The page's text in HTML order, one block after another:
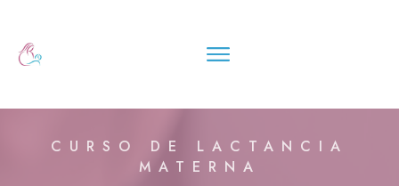
CURSO DE LACTANCIA
MATERNA